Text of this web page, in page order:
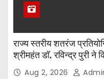
राज्य स्तरीय शतरंज
श्रीमहंत डॉ. रविन्द्र पुरी ने
Aug 2, 2026